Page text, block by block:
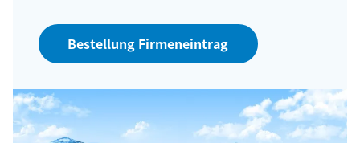
Bestellung Firmeneintrag